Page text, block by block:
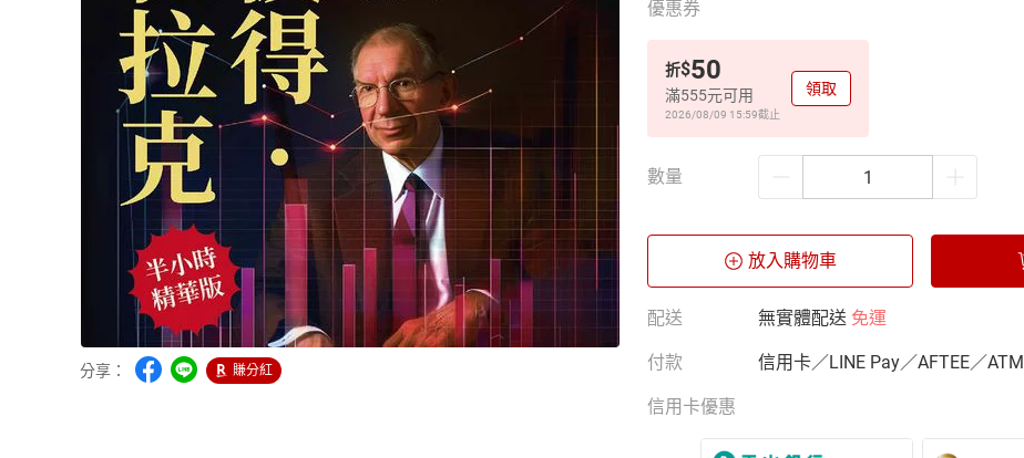
分享： 賺分紅
優惠券
折$50
滿555元可用
2026/08/09 15:59截止
領取
數量
放入購物車
配送 無實體配送 免運
付款 信用卡／LINE Pay／AFTEE／ATM
信用卡優惠